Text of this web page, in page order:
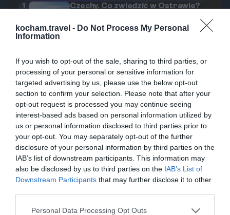
kocham.travel - Do Not Process My Personal
Information
If you wish to opt-out of the sale, sharing to third parties, or
processing of your personal or sensitive information for
targeted advertising by us, please use the below opt-out
section to confirm your selection. Please note that after your
opt-out request is processed you may continue seeing
interest-based ads based on personal information utilized by
us or personal information disclosed to third parties prior to
your opt-out. You may separately opt-out of the further
disclosure of your personal information by third parties on the
IAB’s list of downstream participants. This information may
also be disclosed by us to third parties on the IAB’s List of
Downstream Participants that may further disclose it to other
Personal Data Processing Opt Outs
1
Czechy. Co zwiedzić w Ostrawie?
Nowy Ratusz
Ostrawa, trzecie co do wielkości
osób szukających unikalnych atrakcji,
kultury i aktywnego wypoczynku. Znana
ze swojej przemysłowej historii,
Ostrawa zaskakuje nowoczesnymi
przestrzeniami, zielonymi parkami i
tętniącą życiem sceną rozrywkową. W
tym artykule przedstawimy Ci
najważniejsze miejsca, które
powinieneś odwiedzić podczas swojej
wizyty w tym fascynującym mieście.
2
Czechy. Gdzie odpocząć w
Ostrawie? Parki i tereny zielone w
przemysłowym mieście
Ostrawa, znana jako miasto górnicze,
zachwyca nie tylko przemysłową
architekturą, ale również pięknymi
terenami zielonymi. Po relaksie w
łaźniach na Stodolní warto poświęcić
czas na odkrywanie uroków tego
regionu. W tym artykule przedstawimy
najlepsze miejsca na odpoczynek od
miejskiego zgiełku w Ostrawie, które z
pewnością będą atrakcyjne dla rodzin z
dziećmi oraz turystów szukających
1 16.01.2026•6 min
3
Czechy. Ceny w Ostrawie 2025/26:
Ile kosztuje wstęp do Dolnych
Witkowic, piwo i obiad?
Ostrava to jedno z najdynamiczniej
rozwijających się miast w Czechach,
znane ze swojej bogatej historii,
przemysłowych atrakcji i wyjątkowych
kulinarnych doznań. W artykule
przyjrzymy się aktualnym cenom w
0 12.02.2026•3 min
Ostrawa z dziećmi: ZOO, park
miniatur i inne atrakcje dla rodzin